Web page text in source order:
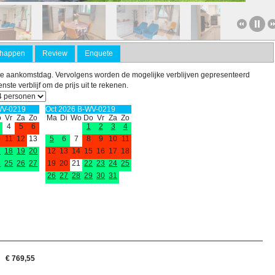
Wonen B-WV-0219 Wonen B-WV-0219
Review Enquete
aankomstdag. Vervolgens worden de mogelijke verblijven gepresenteerd
verblijf om de prijs uit te rekenen.
0219
Vr Za Zo
4
5
6
11 12 13
18 19 20
25 26 27
Oct 2026 B-WV-0219
Ma Di Wo Do Vr Za Zo
1
2 3
4
5
6 7 8 9 10 11
12 13 14 15 16 17 18
19 20 21 22 23 24 25
26 27 28 29 30 31
€ 769,55